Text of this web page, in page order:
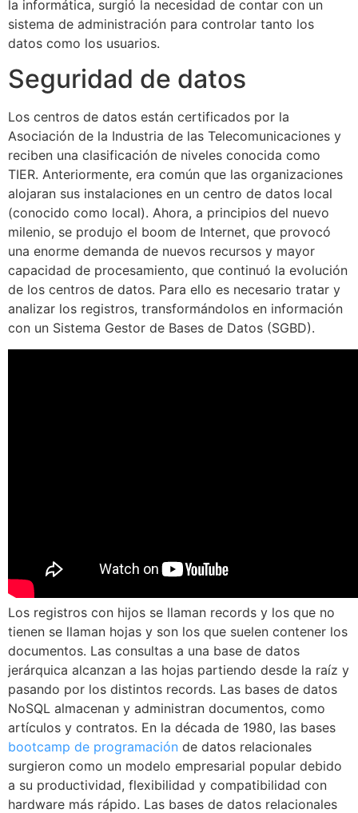
la informática, surgió la necesidad de contar con un
sistema de administración para controlar tanto los
datos como los usuarios.
Seguridad de datos
Los centros de datos están certificados por la
Asociación de la Industria de las Telecomunicaciones y
reciben una clasificación de niveles conocida como
TIER. Anteriormente, era común que las organizaciones
alojaran sus instalaciones en un centro de datos local
(conocido como local). Ahora, a principios del nuevo
milenio, se produjo el boom de Internet, que provocó
una enorme demanda de nuevos recursos y mayor
capacidad de procesamiento, que continuó la evolución
de los centros de datos. Para ello es necesario tratar y
analizar los registros, transformándolos en información
con un Sistema Gestor de Bases de Datos (SGBD).
Los registros con hijos se llaman records y los que no
tienen se llaman hojas y son los que suelen contener los
documentos. Las consultas a una base de datos
jerárquica alcanzan a las hojas partiendo desde la raíz y
pasando por los distintos records. Las bases de datos
NoSQL almacenan y administran documentos, como
artículos y contratos. En la década de 1980, las bases
bootcamp de programación de datos relacionales
surgieron como un modelo empresarial popular debido
a su productividad, flexibilidad y compatibilidad con
hardware más rápido. Las bases de datos relacionales